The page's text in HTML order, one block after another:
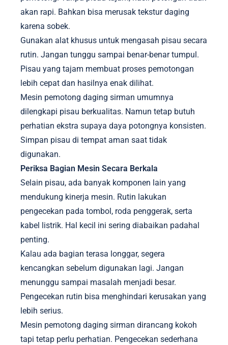
akan rapi. Bahkan bisa merusak tekstur daging
karena sobek.
Gunakan alat khusus untuk mengasah pisau secara
rutin. Jangan tunggu sampai benar-benar tumpul.
Pisau yang tajam membuat proses pemotongan
lebih cepat dan hasilnya enak dilihat.
Mesin pemotong daging sirman umumnya
dilengkapi pisau berkualitas. Namun tetap butuh
perhatian ekstra supaya daya potongnya konsisten.
Simpan pisau di tempat aman saat tidak
digunakan.
Periksa Bagian Mesin Secara Berkala
Selain pisau, ada banyak komponen lain yang
mendukung kinerja mesin. Rutin lakukan
pengecekan pada tombol, roda penggerak, serta
kabel listrik. Hal kecil ini sering diabaikan padahal
penting.
Kalau ada bagian terasa longgar, segera
kencangkan sebelum digunakan lagi. Jangan
menunggu sampai masalah menjadi besar.
Pengecekan rutin bisa menghindari kerusakan yang
lebih serius.
Mesin pemotong daging sirman dirancang kokoh
tapi tetap perlu perhatian. Pengecekan sederhana